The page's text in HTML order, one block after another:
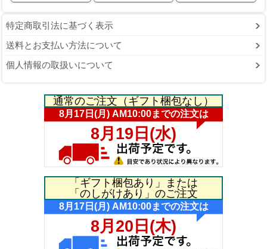
特定商取引法に基づく表示
送料とお支払い方法について
個人情報の取扱いについて
通常のご注文（ギフト梱包なし）
「ギフト梱包あり」または
「のしがけあり」のご注文